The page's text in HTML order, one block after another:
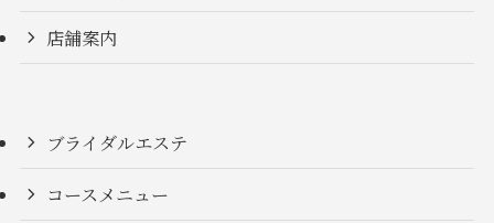
店舗案内
ブライダルエステ
コースメニュー